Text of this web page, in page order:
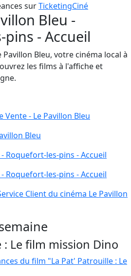
surTicketingCiné
Bleu -
- Accueil
Pavillon Bleu, votre cinéma local à
les films à l'affiche et
Vente - Le Pavillon Bleu
Bleu
Roquefort-les-pins - Accueil
Roquefort-les-pins - Accueil
Client du cinéma Le Pavillon
: Le film mission Dino
du film "La Pat' Patrouille : Le